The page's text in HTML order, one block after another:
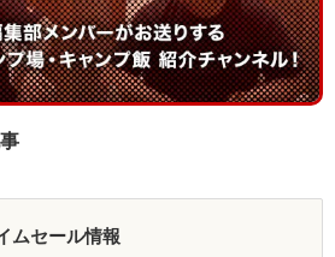
ムセール情報